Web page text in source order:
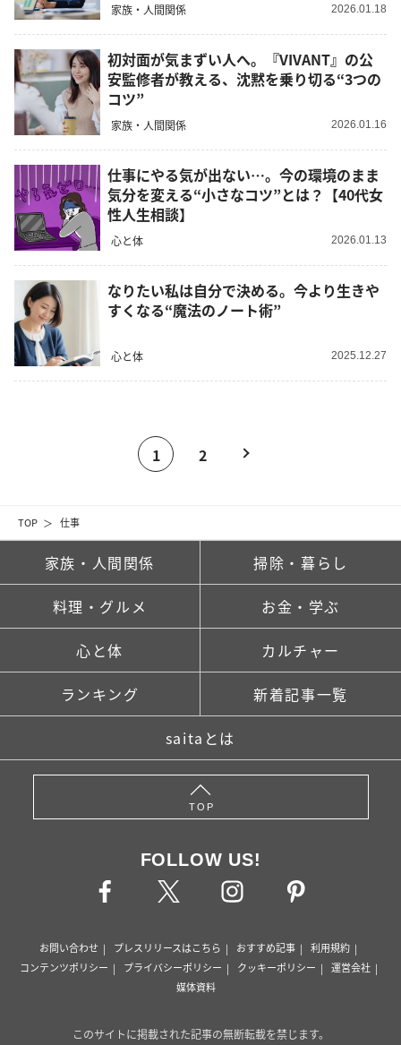
TOP 仕事
家族・人間関係 2026.01.18
初対面が気まずい人へ。『VIVANT』の公
安監修者が教える、沈黙を乗り切る“3つの
コツ”
家族・人間関係 2026.01.16
仕事にやる気が出ない…。今の環境のまま
気分を変える“小さなコツ”とは？【40代女
性人生相談】
心と体 2026.01.13
なりたい私は自分で決める。今より生きや
すくなる“魔法のノート術”
心と体 2025.12.27
1 2
家族・人間関係 掃除・暮らし
料理・グルメ お金・学ぶ
心と体 カルチャー
ランキング 新着記事一覧
saitaとは
TOP
FOLLOW US!
お問い合わせ プレスリリースはこちら おすすめ記事
利用規約
コンテンツポリシー
プライバシーポリシー クッキーポリシー
運営会社
媒体資料
このサイトに掲載された記事の無断転載を禁じます。